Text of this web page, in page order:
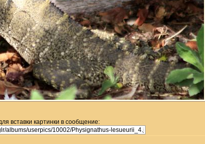
вставки картинки в сообщение: